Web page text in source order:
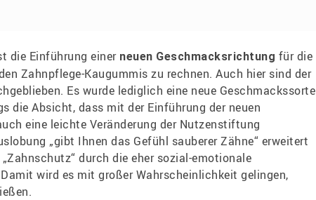
die Einführung einer neuen Geschmacksrichtung für die
Zahnpflege-Kaugummis zu rechnen. Auch hier sind der
Es wurde lediglich eine neue Geschmackssorte
die Absicht, dass mit der Einführung der neuen
eine leichte Veränderung der Nutzenstiftung
„gibt Ihnen das Gefühl sauberer Zähne“ erweitert
durch die eher sozial-emotionale
wird es mit großer Wahrscheinlichkeit gelingen,